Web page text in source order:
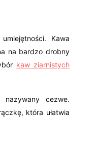
Kawa
na bardzo drobny
kaw ziarnistych
cezwe.
która ułatwia